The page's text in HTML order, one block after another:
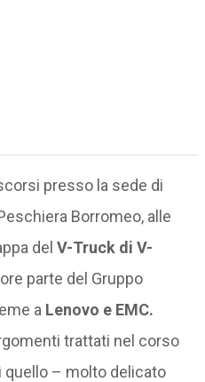
presso la sede di
Borromeo, alle
del V-Truck di V-
parte del Gruppo
a Lenovo e EMC.
trattati nel corso
quello – molto delicato